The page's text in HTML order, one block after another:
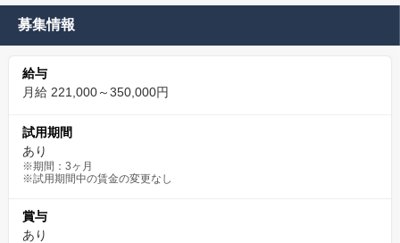
募集情報
給与
月給 221,000～350,000円
試用期間
あり
※期間：3ヶ月
※試用期間中の賃金の変更なし
賞与
あり